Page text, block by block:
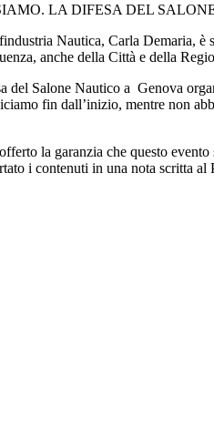
LA DIFESA DEL
Nautica, Carla Demaria,
anche della Città e della
del Salone Nautico a Genova
fin dall’inizio, mentre non
la garanzia che questo
i contenuti in una nota scritta